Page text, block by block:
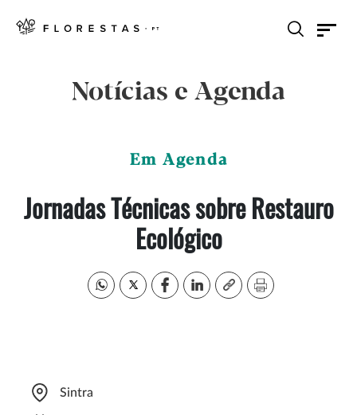
Notícias e Agenda
Em Agenda
Jornadas Técnicas sobre Restauro
Ecológico
Sintra